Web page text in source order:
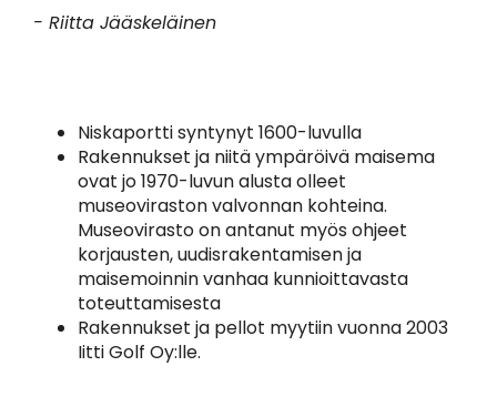
- Riitta Jääskeläinen
Niskaportti syntynyt 1600-luvulla
Rakennukset ja niitä ympäröivä maisema
ovat jo 1970-luvun alusta olleet
museoviraston valvonnan kohteina.
Museovirasto on antanut myös ohjeet
korjausten, uudisrakentamisen ja
maisemoinnin vanhaa kunnioittavasta
toteuttamisesta
Rakennukset ja pellot myytiin vuonna 2003
Iitti Golf Oy:lle.